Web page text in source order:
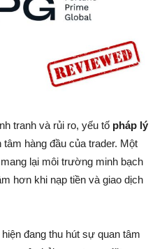
tranh và rủi ro, yếu tố pháp lý
tâm hàng đầu của trader. Một
lại môi trường minh bạch
hơn khi nạp tiền và giao dịch
hiện đang thu hút sự quan tâm